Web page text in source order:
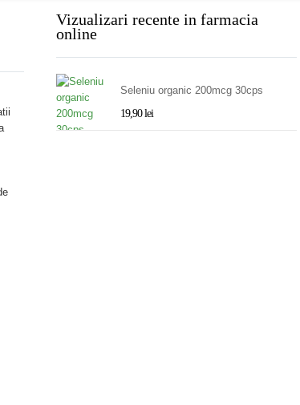
Vizualizari recente in farmacia
online
Seleniu organic 200mcg 30cps
19,90 lei